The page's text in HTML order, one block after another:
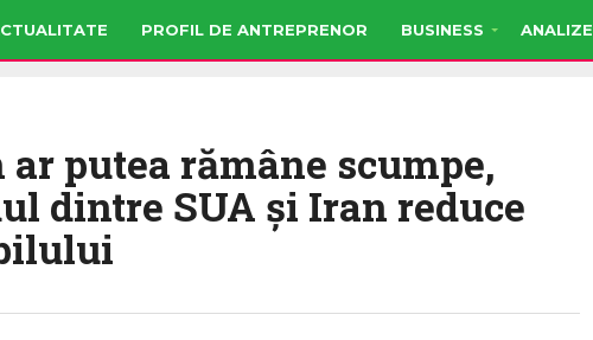
PROFIL DE ANTREPRENOR BUSINESS ANALIZE
putea rămâne scumpe,
dintre SUA şi Iran reduce